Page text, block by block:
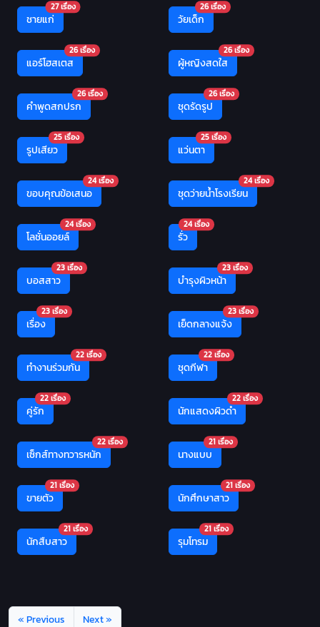
ชายแก่
27 เรื่อง
วัยเด็ก
26 เรื่อง
แอร์โฮสเตส
26 เรื่อง
ผู้หญิงสดใส
26 เรื่อง
คำพูดสกปรก
26 เรื่อง
ชุดรัดรูป
26 เรื่อง
รูปเสียว
25 เรื่อง
แว่นตา
25 เรื่อง
ขอบคุณข้อเสนอ
24 เรื่อง
ชุดว่ายน้ำโรงเรียน
24 เรื่อง
โลชั่นออยล์
24 เรื่อง
รั่ว
24 เรื่อง
บอสสาว
23 เรื่อง
บำรุงผิวหน้า
23 เรื่อง
เรื่อง
23 เรื่อง
เย็ดกลางแจ้ง
23 เรื่อง
ทำงานร่วมกัน
22 เรื่อง
ชุดกีฬา
22 เรื่อง
คู่รัก
22 เรื่อง
นักแสดงผิวดำ
22 เรื่อง
เซ็กส์ทางทวารหนัก
22 เรื่อง
นางแบบ
21 เรื่อง
ขายตัว
21 เรื่อง
นักศึกษาสาว
21 เรื่อง
นักสืบสาว
21 เรื่อง
รุมโทรม
21 เรื่อง
« Previous Next »